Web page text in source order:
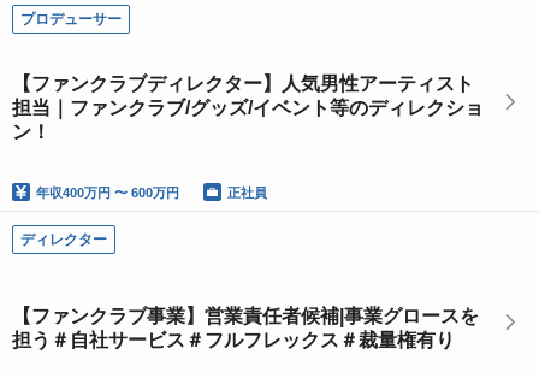
プロデューサー
【ファンクラブディレクター】人気男性アーティスト
担当｜ファンクラブ/グッズ/イベント等のディレクショ
ン！
年収400万円 〜 600万円 正社員
ディレクター
【ファンクラブ事業】営業責任者候補|事業グロースを
担う＃自社サービス＃フルフレックス＃裁量権有り